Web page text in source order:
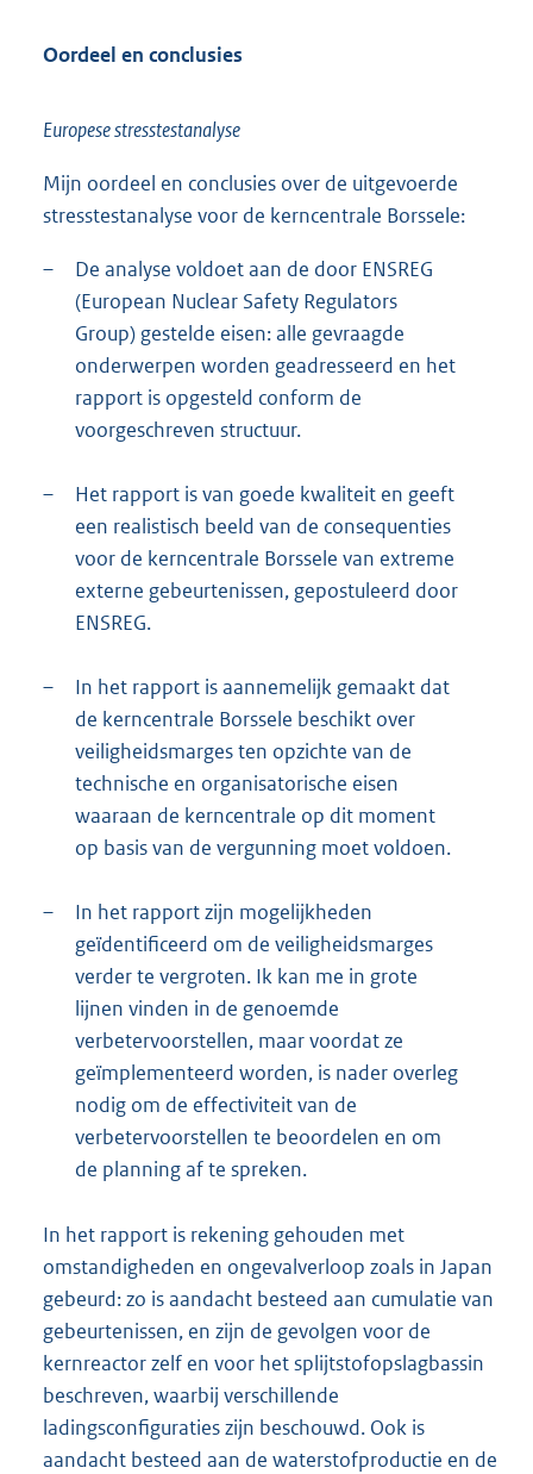
Oordeel en conclusies
Europese stresstestanalyse
Mijn oordeel en conclusies over de uitgevoerde
stresstestanalyse voor de kerncentrale Borssele:
–
De analyse voldoet aan de door ENSREG
(European Nuclear Safety Regulators
Group) gestelde eisen: alle gevraagde
onderwerpen worden geadresseerd en het
rapport is opgesteld conform de
voorgeschreven structuur.
–
Het rapport is van goede kwaliteit en geeft
een realistisch beeld van de consequenties
voor de kerncentrale Borssele van extreme
externe gebeurtenissen, gepostuleerd door
ENSREG.
–
In het rapport is aannemelijk gemaakt dat
de kerncentrale Borssele beschikt over
veiligheidsmarges ten opzichte van de
technische en organisatorische eisen
waaraan de kerncentrale op dit moment
op basis van de vergunning moet voldoen.
–
In het rapport zijn mogelijkheden
geïdentificeerd om de veiligheidsmarges
verder te vergroten. Ik kan me in grote
lijnen vinden in de genoemde
verbetervoorstellen, maar voordat ze
geïmplementeerd worden, is nader overleg
nodig om de effectiviteit van de
verbetervoorstellen te beoordelen en om
de planning af te spreken.
In het rapport is rekening gehouden met
omstandigheden en ongevalverloop zoals in Japan
gebeurd: zo is aandacht besteed aan cumulatie van
gebeurtenissen, en zijn de gevolgen voor de
kernreactor zelf en voor het splijtstofopslagbassin
beschreven, waarbij verschillende
ladingsconfiguraties zijn beschouwd. Ook is
aandacht besteed aan de waterstofproductie en de